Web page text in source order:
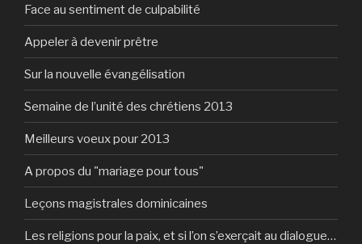
Face au sentiment de culpabilité
Appeler à devenir prêtre
Sur la nouvelle évangélisation
Semaine de l’unité des chrétiens 2013
Meilleurs voeux pour 2013
A propos du "mariage pour tous"
Leçons magistrales dominicaines
Les religions pour la paix, et si l’on s’exerçait au dialogue…